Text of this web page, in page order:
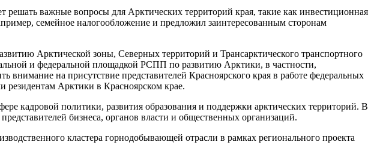
важные вопросы для Арктических территорий края, такие как инвестиционная
семейное налогообложение и предложил заинтересованным сторонам
Арктической зоны, Северных территорий и Трансарктического транспортного
и федеральной площадкой РСПП по развитию Арктики, в частности,
на присутствие представителей Красноярского края в работе федеральных
резидентам Арктики в Красноярском крае.
кадровой политики, развития образования и поддержки арктических территорий. В
бизнеса, органов власти и общественных организаций.
кластера горнодобывающей отрасли в рамках регионального проекта